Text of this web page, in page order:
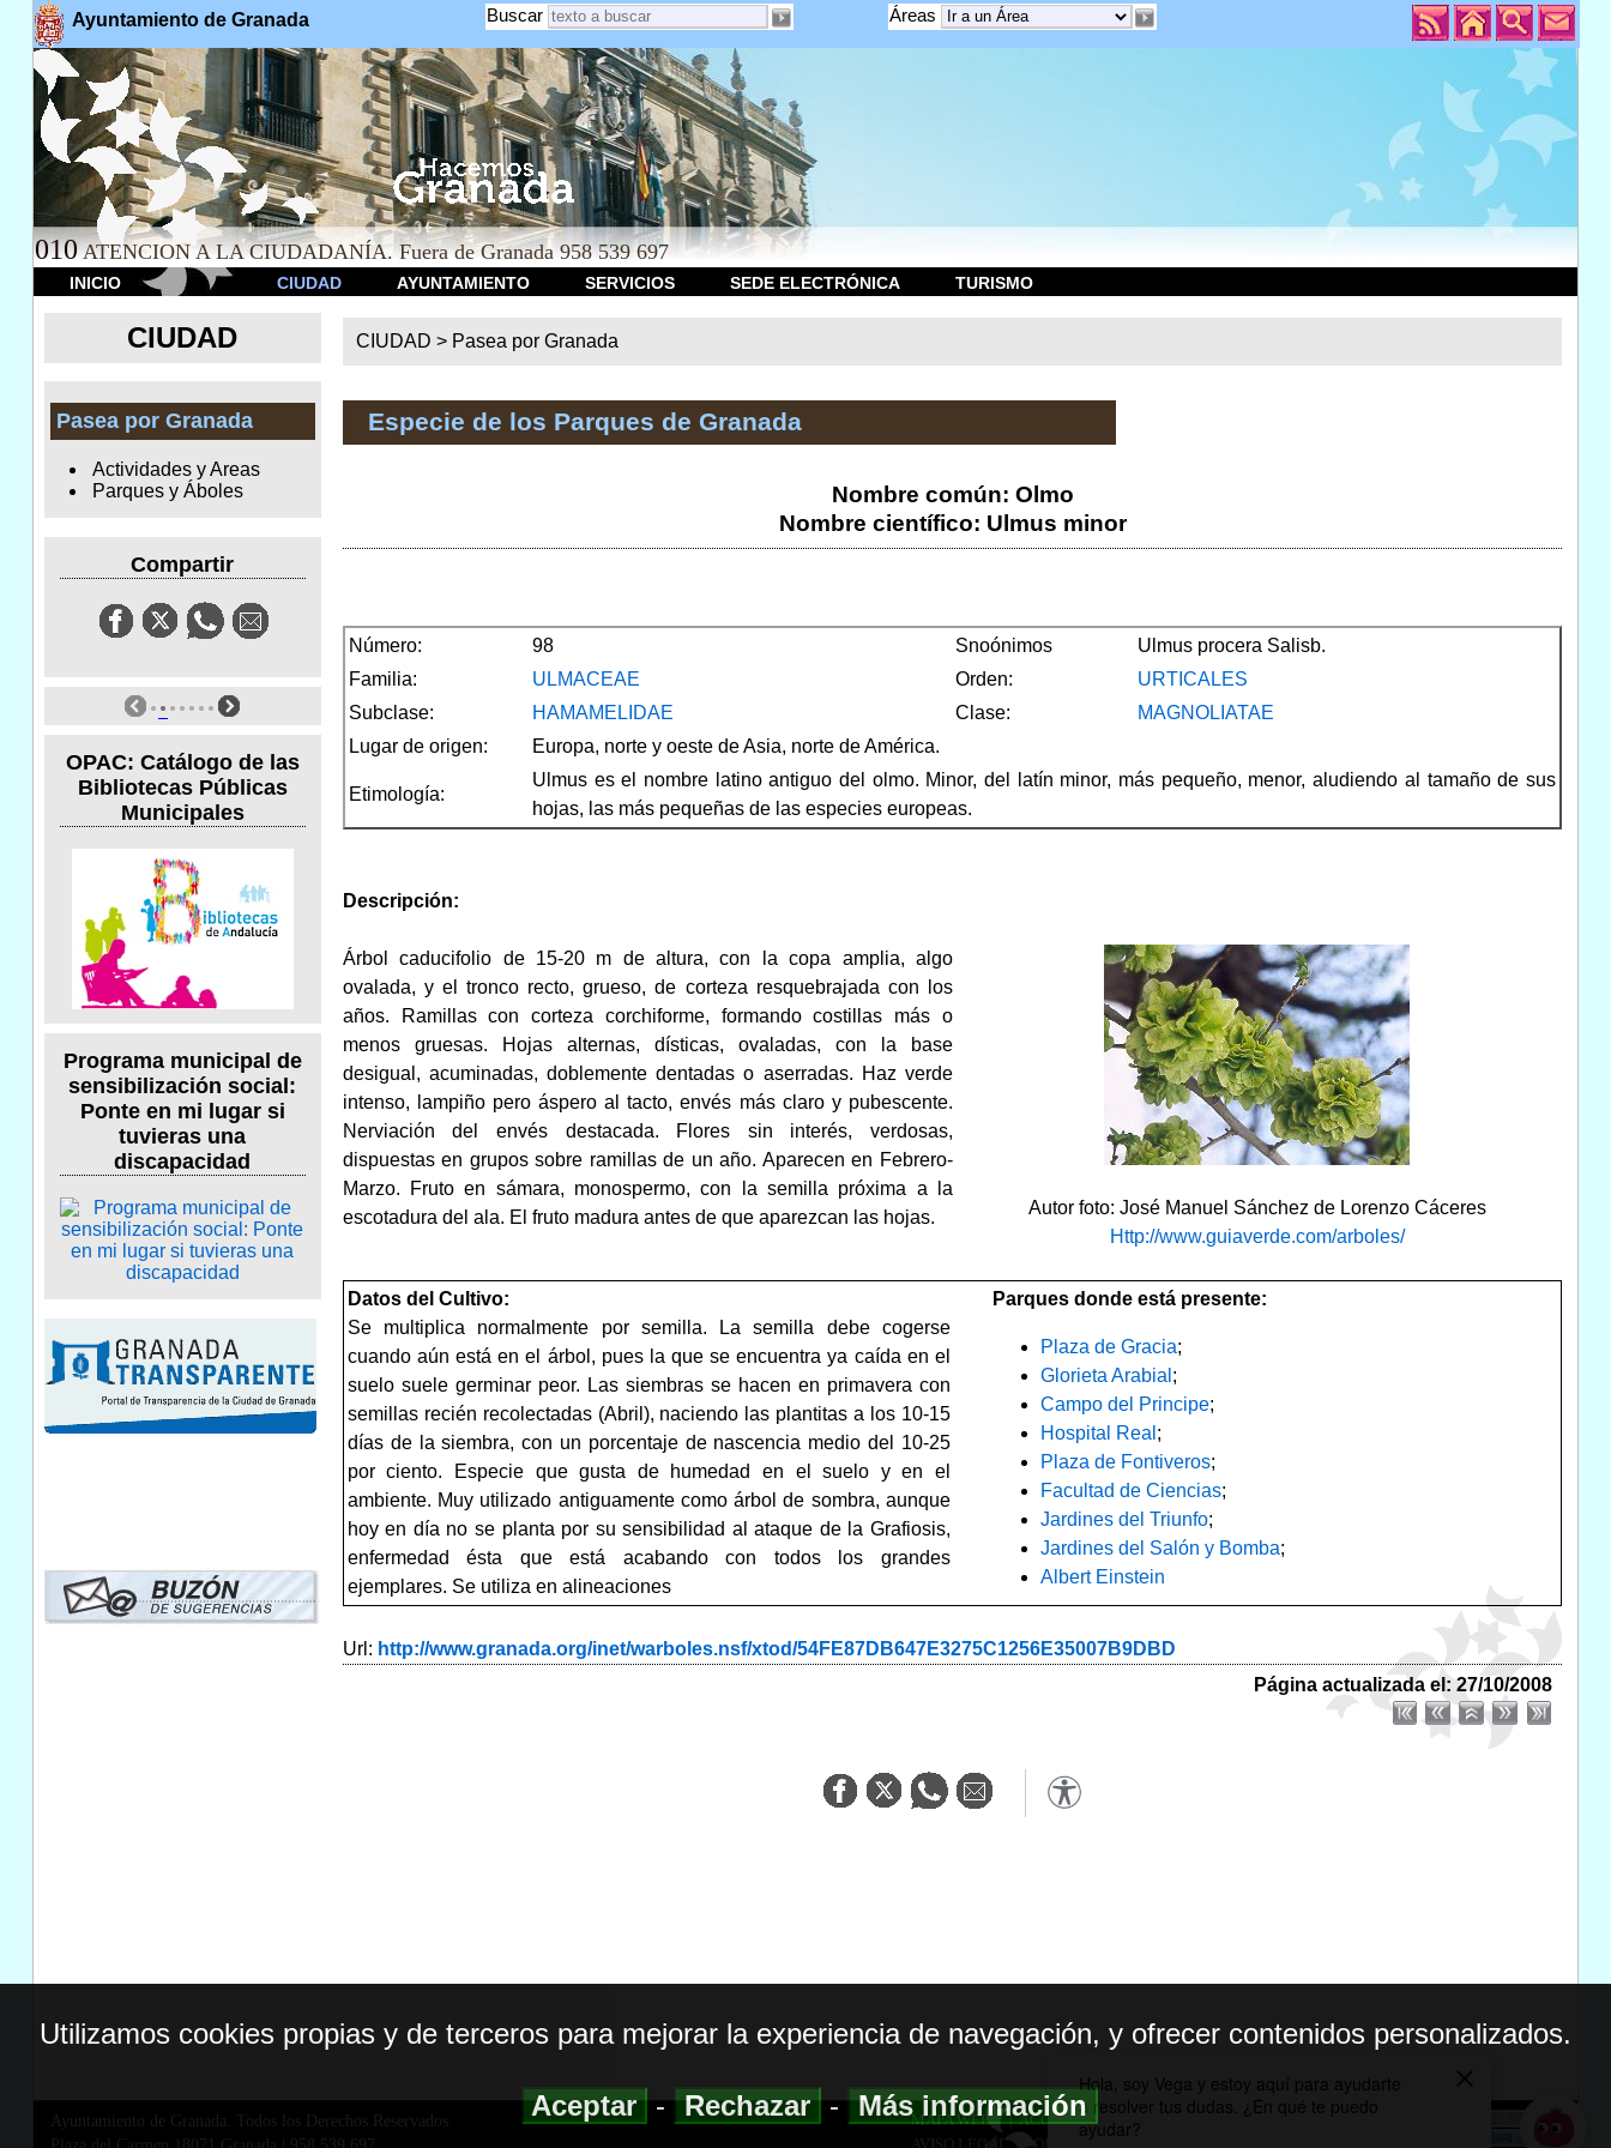
Ayuntamiento de Granada Áreas
Buscar
010 ATENCION A LA CIUDADANÍA. Fuera de Granada 958 539 697
INICIO CIUDAD AYUNTAMIENTO SERVICIOS SEDE ELECTRÓNICA TURISMO
CIUDAD
Pasea por Granada
Actividades y Areas
Parques y Áboles
Compartir
OPAC: Catálogo de las
Bibliotecas Públicas
Municipales
Programa municipal de
sensibilización social:
Ponte en mi lugar si
tuvieras una
discapacidad
CIUDAD > Pasea por Granada
Especie de los Parques de Granada
Nombre común: Olmo
Nombre científico: Ulmus minor
Número: 98 Snoónimos
Ulmus procera Salisb.
Familia:
ULMACEAE Orden:
URTICALES
Subclase:
HAMAMELIDAE Clase:
MAGNOLIATAE
Lugar de origen:
Europa, norte y oeste de Asia, norte de América.
Etimología:
Ulmus es el nombre latino antiguo del olmo. Minor, del latín minor, más pequeño, menor, aludiendo al tamaño de sus
hojas, las más pequeñas de las especies europeas.
Descripción:
Árbol caducifolio de 15-20 m de altura, con la copa amplia, algo
ovalada, y el tronco recto, grueso, de corteza resquebrajada con los
años. Ramillas con corteza corchiforme, formando costillas más o
menos gruesas. Hojas alternas, dísticas, ovaladas, con la base
desigual, acuminadas, doblemente dentadas o aserradas. Haz verde
intenso, lampiño pero áspero al tacto, envés más claro y pubescente.
Nerviación del envés destacada. Flores sin interés, verdosas,
dispuestas en grupos sobre ramillas de un año. Aparecen en Febrero-
Marzo. Fruto en sámara, monospermo, con la semilla próxima a la
escotadura del ala. El fruto madura antes de que aparezcan las hojas.
Autor foto: José Manuel Sánchez de Lorenzo Cáceres
Http://www.guiaverde.com/arboles/
Datos del Cultivo:
Se multiplica normalmente por semilla. La semilla debe cogerse
cuando aún está en el árbol, pues la que se encuentra ya caída en el
suelo suele germinar peor. Las siembras se hacen en primavera con
semillas recién recolectadas (Abril), naciendo las plantitas a los 10-15
días de la siembra, con un porcentaje de nascencia medio del 10-25
por ciento. Especie que gusta de humedad en el suelo y en el
ambiente. Muy utilizado antiguamente como árbol de sombra, aunque
hoy en día no se planta por su sensibilidad al ataque de la Grafiosis,
enfermedad ésta que está acabando con todos los grandes
ejemplares. Se utiliza en alineaciones
Parques donde está presente:
Plaza de Gracia;
Glorieta Arabial ;
Campo del Principe;
Hospital Real ;
Plaza de Fontiveros;
Facultad de Ciencias;
Jardines del Triunfo;
Jardines del Salón y Bomba;
Albert Einstein
Url: http://www.granada.org/inet/warboles.nsf/xtod/54FE87DB647E3275C1256E35007B9DBD
Página actualizada el: 27/10/2008
Ayuntamiento de Granada. Todos los Derechos Reservados.
MAPA WEB|ACCESIBILIDAD
AVISO LEGAL| POLITICA DE PRIVACIDAD
Utilizamos cookies propias y de terceros para mejorar la experiencia de navegación, y ofrecer contenidos personalizados.
Aceptar-Rechazar-Más información